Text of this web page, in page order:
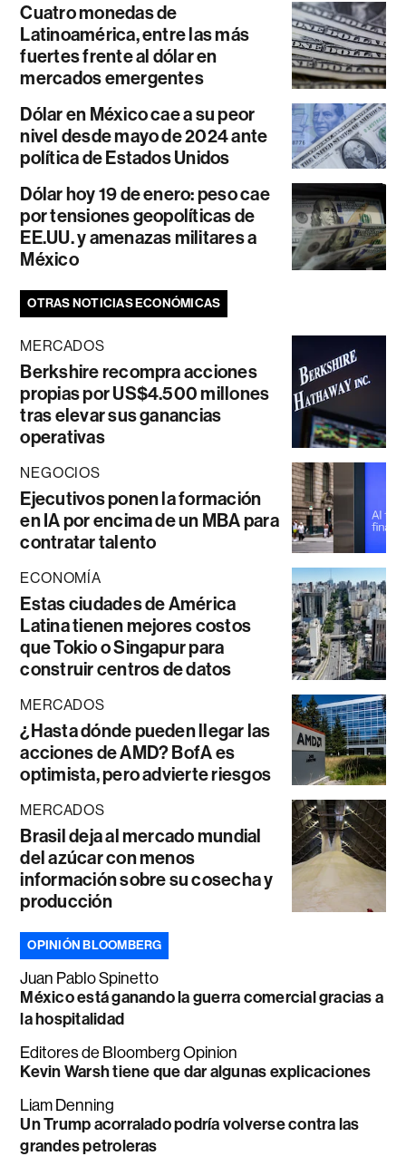
Cuatro monedas de
Latinoamérica, entre las más
fuertes frente al dólar en
mercados emergentes
Dólar en México cae a su peor
nivel desde mayo de 2024 ante
política de Estados Unidos
Dólar hoy 19 de enero: peso cae
por tensiones geopolíticas de
EE.UU. y amenazas militares a
México
OTRAS NOTICIAS ECONÓMICAS
MERCADOS
Berkshire recompra acciones
propias por US$4.500 millones
tras elevar sus ganancias
operativas
NEGOCIOS
Ejecutivos ponen la formación
en IA por encima de un MBA para
contratar talento
ECONOMÍA
Estas ciudades de América
Latina tienen mejores costos
que Tokio o Singapur para
construir centros de datos
MERCADOS
¿Hasta dónde pueden llegar las
acciones de AMD? BofA es
optimista, pero advierte riesgos
MERCADOS
Brasil deja al mercado mundial
del azúcar con menos
información sobre su cosecha y
producción
OPINIÓN BLOOMBERG
Juan Pablo Spinetto
México está ganando la guerra comercial gracias a
la hospitalidad
Editores de Bloomberg Opinion
Kevin Warsh tiene que dar algunas explicaciones
Liam Denning
Un Trump acorralado podría volverse contra las
grandes petroleras